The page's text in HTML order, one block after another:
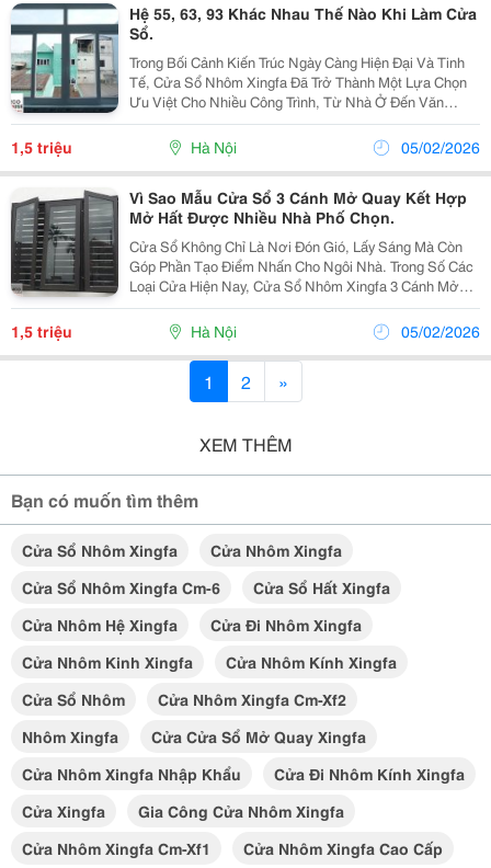
Hệ 55, 63, 93 Khác Nhau Thế Nào Khi Làm Cửa
Sổ.
Trong Bối Cảnh Kiến Trúc Ngày Càng Hiện Đại Và Tinh
Tế, Cửa Sổ Nhôm Xingfa Đã Trở Thành Một Lựa Chọn
Ưu Việt Cho Nhiều Công Trình, Từ Nhà Ở Đến Văn
Phòng, Nhờ Vào Sự Kết Hợp Hoàn Hảo Giữa Độ Bền
Vững, Tính Thẩm Mỹ Cao Và Khả Năng Cách Âm, Cách
Nhiệt...
1,5 triệu Hà Nội 05/02/2026
Vì Sao Mẫu Cửa Sổ 3 Cánh Mở Quay Kết Hợp
Mở Hất Được Nhiều Nhà Phố Chọn.
Cửa Sổ Không Chỉ Là Nơi Đón Gió, Lấy Sáng Mà Còn
Góp Phần Tạo Điểm Nhấn Cho Ngôi Nhà. Trong Số Các
Loại Cửa Hiện Nay, Cửa Sổ Nhôm Xingfa 3 Cánh Mở
Quay Kết Hợp Mở Hất Đang Được Nhiều Gia Đình Tại
Hà Nội Lựa Chọn Nhờ Thiết Kế Linh Hoạt, Hiện Đại Và
1,5 triệu Hà Nội 05/02/2026
1 2 »
XEM THÊM
Bạn có muốn tìm thêm
Cửa Sổ Nhôm Xingfa
Cửa Nhôm Xingfa
Cửa Sổ Nhôm Xingfa Cm-6
Cửa Sổ Hất Xingfa
Cửa Nhôm Hệ Xingfa
Cửa Đi Nhôm Xingfa
Cửa Nhôm Kinh Xingfa
Cửa Nhôm Kính Xingfa
Cửa Sổ Nhôm
Cửa Nhôm Xingfa Cm-Xf2
Nhôm Xingfa
Cửa Cửa Sổ Mở Quay Xingfa
Cửa Nhôm Xingfa Nhập Khẩu
Cửa Đi Nhôm Kính Xingfa
Cửa Xingfa
Gia Công Cửa Nhôm Xingfa
Cửa Nhôm Xingfa Cm-Xf1
Cửa Nhôm Xingfa Cao Cấp